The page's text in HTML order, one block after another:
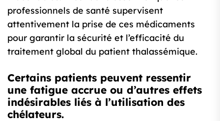
professionnels de santé supervisent
attentivement la prise de ces médicaments
pour garantir la sécurité et l’efficacité du
traitement global du patient thalassémique.
Certains patients peuvent ressentir
une fatigue accrue ou d’autres effets
indésirables liés à l’utilisation des
chélateurs.